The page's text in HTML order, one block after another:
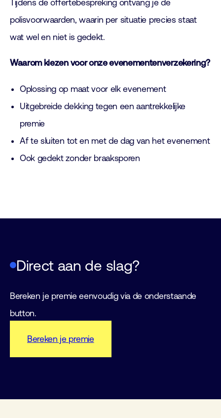
Tijdens de offertebespreking ontvang je de
polisvoorwaarden, waarin per situatie precies staat
wat wel en niet is gedekt.
Waarom kiezen voor onze evenementenverzekering?
Oplossing op maat voor elk evenement
Uitgebreide dekking tegen een aantrekkelijke
premie
Af te sluiten tot en met de dag van het evenement
Ook gedekt zonder braaksporen
Direct aan de slag?
Bereken je premie eenvoudig via de onderstaande
button.
Bereken je premie